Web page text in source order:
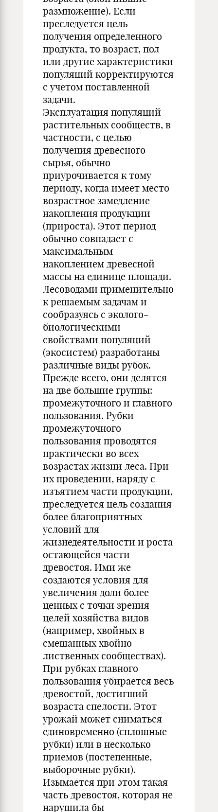
размножение). Если
преследуется цель
получения определенного
продукта, то возраст, пол
или другие характеристики
популяций корректируются
с учетом поставленной
задачи.
Эксплуатация популяций
растительных сообществ, в
частности, с целью
получения древесного
сырья, обычно
приурочивается к тому
периоду, когда имеет место
возрастное замедление
накопления продукции
(прироста). Этот период
обычно совпадает с
максимальным
накоплением древесной
массы на единице площади.
Лесоводами применительно
к решаемым задачам и
сообразуясь с эколого-
биологическими
свойствами популяций
(экосистем) разработаны
различные виды рубок.
Прежде всего, они делятся
на две большие группы:
промежуточного и главного
пользования. Рубки
промежуточного
пользования проводятся
практически во всех
возрастах жизни леса. При
их проведении, наряду с
изъятием части продукции,
преследуется цель создания
более благоприятных
условий для
жизнедеятельности и роста
остающейся части
древостоя. Ими же
создаются условия для
увеличения доли более
ценных с точки зрения
целей хозяйства видов
(например, хвойных в
смешанных хвойно-
лиственных сообществах).
При рубках главного
пользования убирается весь
древостой, достигший
возраста спелости. Этот
урожай может сниматься
единовременно (сплошные
рубки) или в несколько
приемов (постепенные,
выборочные рубки).
Изымается при этом такая
часть древостоя, которая не
нарушила бы